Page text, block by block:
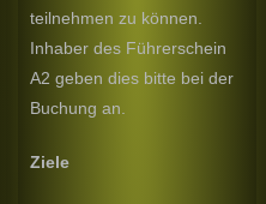
teilnehmen zu können.
Inhaber des Führerschein
A2 geben dies bitte bei der
Buchung an.
Ziele